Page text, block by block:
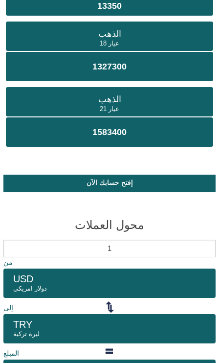
13350
الذهب
عيار 18
1327300
الذهب
عيار 21
1583400
إفتح حسابك الآن
محول العملات
من
USD
دولار امريكي
إلى
TRY
ليرة تركية
المبلغ